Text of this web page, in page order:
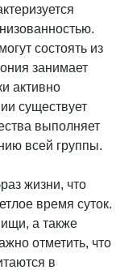
состоять из
занимает
активно
существует
выполняет
всей группы.
жизни, что
время суток.
а также
отметить, что
в